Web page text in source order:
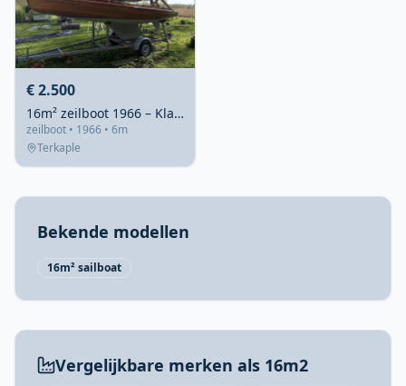
€ 2.500
16m² zeilboot 1966 – Klassiek hout met trailer en motor
zeilboot • 1966 • 6m
Terkaple
Bekende modellen
16m² sailboat
Vergelijkbare merken als 16m2